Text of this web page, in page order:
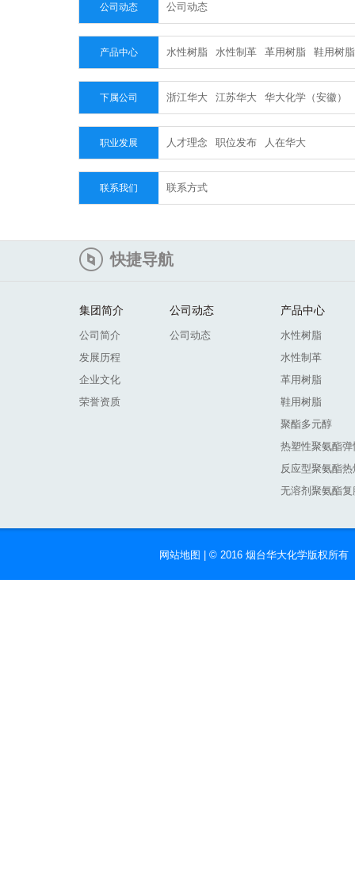
公司动态 公司动态
产品中心 水性树脂 水性制革 革用树脂 鞋用树脂
下属公司 浙江华大 江苏华大 华大化学（安徽）
职业发展 人才理念 职位发布 人在华大
联系我们 联系方式
快捷导航
集团简介
公司简介
发展历程
企业文化
荣誉资质
公司动态
公司动态
产品中心
水性树脂
水性制革
革用树脂
鞋用树脂
聚酯多元醇
热塑性聚氨酯弹
反应型聚氨酯热
无溶剂聚氨酯复
网站地图 | © 2016 烟台华大化学版权所有